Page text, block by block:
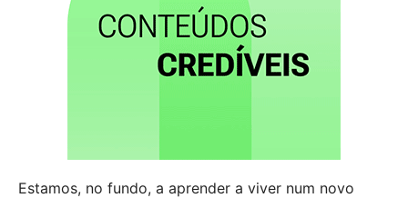
Estamos, no fundo, a aprender a viver num novo